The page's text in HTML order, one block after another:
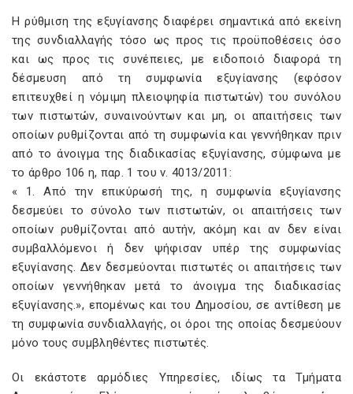
Η ρύθμιση της εξυγίανσης διαφέρει σημαντικά από εκείνη
της συνδιαλλαγής τόσο ως προς τις προϋποθέσεις όσο
και ως προς τις συνέπειες, με ειδοποιό διαφορά τη
δέσμευση από τη συμφωνία εξυγίανσης (εφόσον
επιτευχθεί η νόμιμη πλειοψηφία πιστωτών) του συνόλου
των πιστωτών, συναινούντων και μη, οι απαιτήσεις των
οποίων ρυθμίζονται από τη συμφωνία και γεννήθηκαν πριν
από το άνοιγμα της διαδικασίας εξυγίανσης, σύμφωνα με
το άρθρο 106 η, παρ. 1 του ν. 4013/2011:
« 1. Από την επικύρωσή της, η συμφωνία εξυγίανσης
δεσμεύει το σύνολο των πιστωτών, οι απαιτήσεις των
οποίων ρυθμίζονται από αυτήν, ακόμη και αν δεν είναι
συμβαλλόμενοι ή δεν ψήφισαν υπέρ της συμφωνίας
εξυγίανσης. Δεν δεσμεύονται πιστωτές οι απαιτήσεις των
οποίων γεννήθηκαν μετά το άνοιγμα της διαδικασίας
εξυγίανσης.», επομένως και του Δημοσίου, σε αντίθεση με
τη συμφωνία συνδιαλλαγής, οι όροι της οποίας δεσμεύουν
μόνο τους συμβληθέντες πιστωτές.
Οι εκάστοτε αρμόδιες Υπηρεσίες, ιδίως τα Τμήματα